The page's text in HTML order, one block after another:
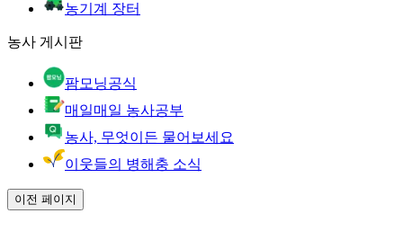
농기계 장터
농사 게시판
팜모닝공식
매일매일 농사공부
농사, 무엇이든 물어보세요
이웃들의 병해충 소식
이전 페이지